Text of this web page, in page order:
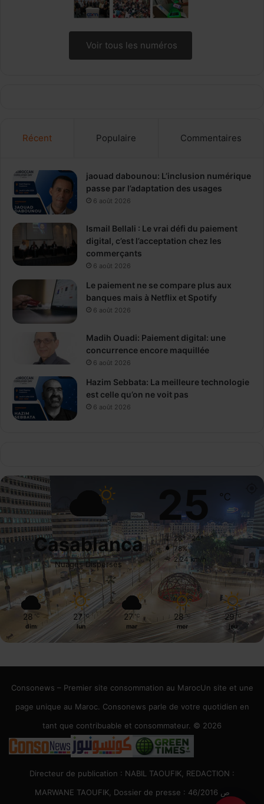
Voir tous les numéros
Récent Populaire Commentaires
jaouad dabounou: L’inclusion numérique
passe par l’adaptation des usages
6 août 2026
Ismail Bellali : Le vrai défi du paiement
digital, c’est l’acceptation chez les
commerçants
6 août 2026
Le paiement ne se compare plus aux
banques mais à Netflix et Spotify
6 août 2026
Madih Ouadi: Paiement digital: une
concurrence encore maquillée
6 août 2026
Hazim Sebbata: La meilleure technologie
est celle qu’on ne voit pas
6 août 2026
Casablanca
Nuages Dispersés
25 ℃
28º - 24º
78%
2.24 km/h
28 ℃
dim
27 ℃
lun
27 ℃
mar
28 ℃
mer
29 ℃
jeu
Consonews – Premier site consommation au MarocUn site et une
page unique au Maroc. Consonews parle de votre quotidien en
tant que contribuable et consommateur. © 2026
Directeur de publication : NABIL TAOUFIK, REDACTION :
MARWANE TAOUFIK, Dossier de presse : 46/2016 ص